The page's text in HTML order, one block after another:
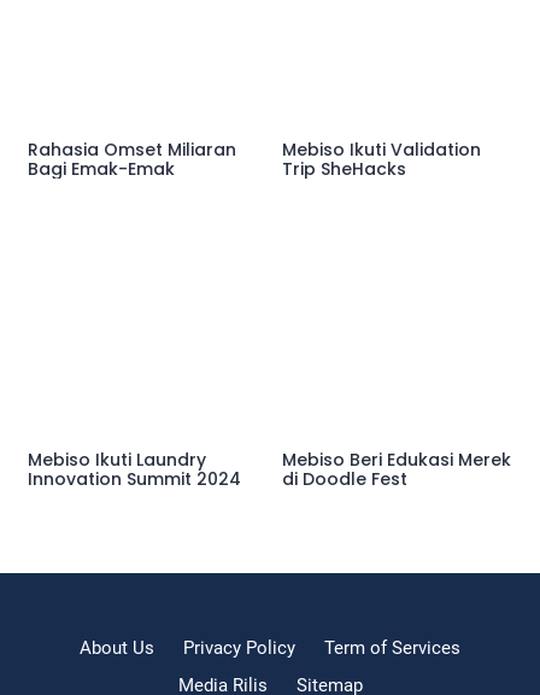
Rahasia Omset Miliaran
Bagi Emak-Emak
Mebiso Ikuti Validation
Trip SheHacks
Mebiso Ikuti Laundry
Innovation Summit 2024
Mebiso Beri Edukasi Merek
di Doodle Fest
About Us Privacy Policy
Term of Services
Media Rilis
Sitemap